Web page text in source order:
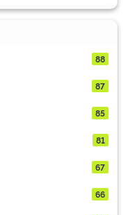
88
87
85
81
67
66